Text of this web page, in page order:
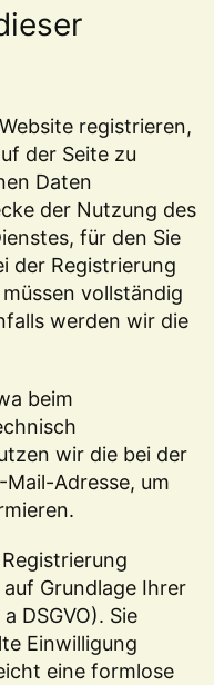
registrieren,
der Seite zu
Daten
der Nutzung des
für den Sie
der Registrierung
vollständig
werden wir die
beim
wir die bei der
Adresse, um
Grundlage Ihrer
DSGVO). Sie
Einwilligung
eine formlose